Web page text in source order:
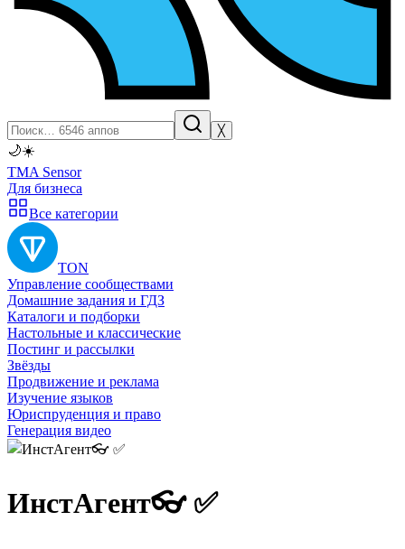
╳
🌙☀️
TMA Sensor
Для бизнеса
Все категории
TON
Управление сообществами
Домашние задания и ГДЗ
Каталоги и подборки
Настольные и классические
Постинг и рассылки
Звёзды
Продвижение и реклама
Изучение языков
Юриспруденция и право
Генерация видео
ИнстАгент👓 ✅️